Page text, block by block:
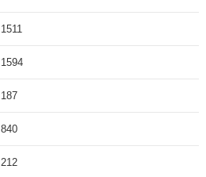
1511
1594
187
840
212